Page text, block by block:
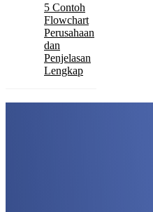
5 Contoh
Flowchart
Perusahaan
dan
Penjelasan
Lengkap